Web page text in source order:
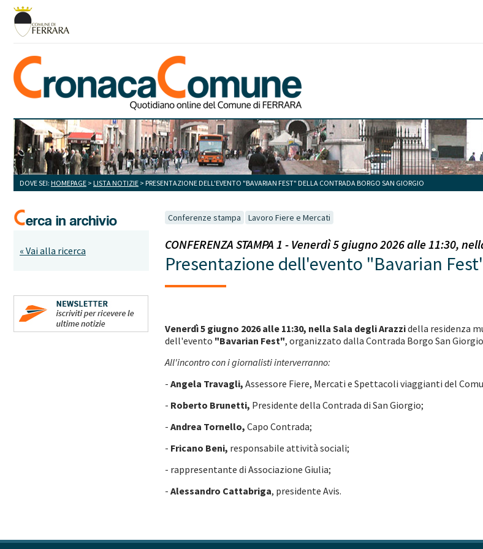
DOVE SEI: HOMEPAGE > LISTA NOTIZIE > PRESENTAZIONE DELL'EVENTO "BAVARIAN FEST" DELLA CONTRADA BORGO SAN GIORGIO
« Vai alla ricerca
Conferenze stampa Lavoro Fiere e Mercati
CONFERENZA STAMPA 1 - Venerdì 5 giugno 2026 alle
Presentazione dell'evento "Bavarian
Venerdì 5 giugno 2026 alle 11:30, nella Sala degli Arazzidella residenza
dell'evento "Bavarian Fest", organizzato dalla Contrada Borgo San
All'incontro con i giornalisti interverranno:
- Angela Travagli, Assessore Fiere, Mercati e Spettacoli viaggianti del
- Roberto Brunetti, Presidente della Contrada di San Giorgio;
- Andrea Tornello, Capo Contrada;
- Fricano Beni, responsabile attività sociali;
- rappresentante di Associazione Giulia;
- Alessandro Cattabriga, presidente Avis.